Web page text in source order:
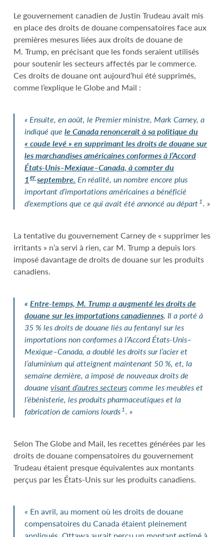
Le gouvernement canadien de Justin Trudeau avait mis
en place des droits de douane compensatoires face aux
premières mesures liées aux droits de douane de
M. Trump, en précisant que les fonds seraient utilisés
pour soutenir les secteurs affectés par le commerce.
Ces droits de douane ont aujourd’hui été supprimés,
comme l’explique le Globe and Mail :
« Ensuite, en août, le Premier ministre, Mark Carney, a
indiqué que le Canada renoncerait à sa politique du
« coude levé » en supprimant les droits de douane sur
les marchandises américaines conformes à l’Accord
États-Unis–Mexique–Canada, à compter du
1er septembre. En réalité, un nombre encore plus
important d’importations américaines a bénéficié
d’exemptions que ce qui avait été annoncé au départ1. »
La tentative du gouvernement Carney de « supprimer les
irritants » n’a servi à rien, car M. Trump a depuis lors
imposé davantage de droits de douane sur les produits
canadiens.
« Entre-temps, M. Trump a augmenté les droits de
douane sur les importations canadiennes. Il a porté à
35 % les droits de douane liés au fentanyl sur les
importations non conformes à l’Accord États-Unis–
Mexique–Canada, a doublé les droits sur l’acier et
l’aluminium qui atteignent maintenant 50 %, et, la
semaine dernière, a imposé de nouveaux droits de
douane visant d’autres secteurscomme les meubles et
l’ébénisterie, les produits pharmaceutiques et la
fabrication de camions lourds1. »
Selon The Globe and Mail, les recettes générées par les
droits de douane compensatoires du gouvernement
Trudeau étaient presque équivalentes aux montants
perçus par les États-Unis sur les produits canadiens.
« En avril, au moment où les droits de douane
compensatoires du Canada étaient pleinement